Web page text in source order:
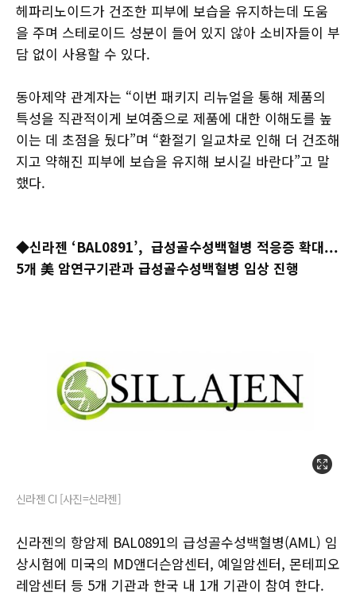
헤파리노이드가 건조한 피부에 보습을 유지하는데 도움
을 주며 스테로이드 성분이 들어 있지 않아 소비자들이 부
담 없이 사용할 수 있다.
동아제약 관계자는 “이번 패키지 리뉴얼을 통해 제품의
특성을 직관적이게 보여줌으로 제품에 대한 이해도를 높
이는 데 초점을 뒀다”며 “환절기 일교차로 인해 더 건조해
지고 약해진 피부에 보습을 유지해 보시길 바란다”고 말
했다.
◆신라젠 ‘BAL0891’, 급성골수성백혈병 적응증 확대...
5개 美 암연구기관과 급성골수성백혈병 임상 진행
신라젠 CI [사진=신라젠]
신라젠의 항암제 BAL0891의 급성골수성백혈병(AML) 임
상시험에 미국의 MD앤더슨암센터, 예일암센터, 몬테피오
레암센터 등 5개 기관과 한국 내 1개 기관이 참여 한다.